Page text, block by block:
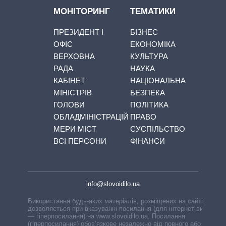
МОНІТОРИНГ
ПРЕЗИДЕНТ І
ОФІС
ВЕРХОВНА
РАДА
КАБІНЕТ
МІНІСТРІВ
ГОЛОВИ
ОБЛАДМІНІСТРАЦІЙ
МЕРИ МІСТ
ВСІ ПЕРСОНИ
ТЕМАТИКИ
БІЗНЕС
ЕКОНОМІКА
КУЛЬТУРА
НАУКА
НАЦІОНАЛЬНА
БЕЗПЕКА
ПОЛІТИКА
ПРАВО
СУСПІЛЬСТВО
ФІНАНСИ
info@slovoidilo.ua
Використання будь-яких матеріалів, розміщених на сайті,
дозволяється при вказуванні посилання (для інтернет-видань
— гіперпосилання) на www.slovoidilo.ua. Посилання
(гіперпосилання) обов’язкове незалежно від повного або